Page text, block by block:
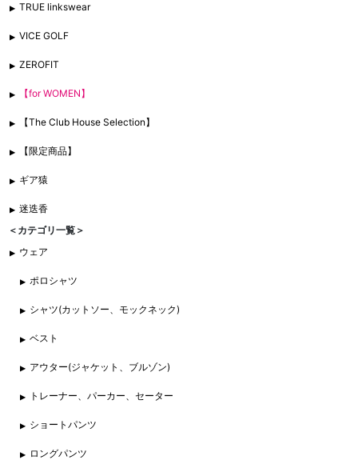
TRUE linkswear
VICE GOLF
ZEROFIT
【for WOMEN】
【The Club House Selection】
【限定商品】
ギア猿
迷迭香
＜カテゴリ一覧＞
ウェア
ポロシャツ
シャツ(カットソー、モックネック)
ベスト
アウター(ジャケット、ブルゾン)
トレーナー、パーカー、セーター
ショートパンツ
ロングパンツ